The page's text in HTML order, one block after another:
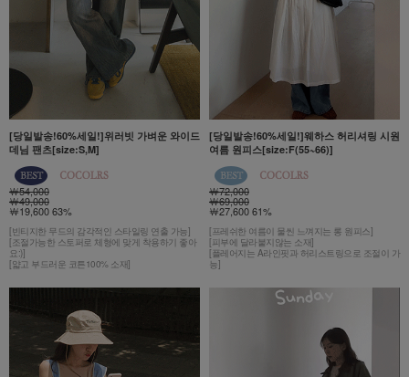
[당일발송!60%세일!]위러빗 가벼운 와이드
데님 팬츠[size:S,M]
￦54,000
￦49,000
￦19,600 63%
[빈티지한 무드의 감각적인 스타일링 연출 가능]
[조절가능한 스토퍼로 체형에 맞게 착용하기 좋아
요:)]
[얇고 부드러운 코튼100% 소재]
[당일발송!60%세일!]웨하스 허리셔링 시원
여름 원피스[size:F(55~66)]
￦72,000
￦69,000
￦27,600 61%
[프레쉬한 여름이 물씬 느껴지는 롱 원피스]
[피부에 달라붙지않는 소재]
[플레어지는 A라인핏과 허리스트링으로 조절이 가
능]